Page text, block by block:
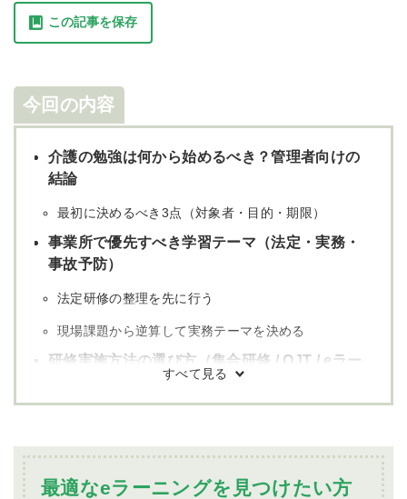
この記事を保存
今回の内容
介護の勉強は何から始めるべき？管理者向けの
結論
最初に決めるべき3点（対象者・目的・期限）
事業所で優先すべき学習テーマ（法定・実務・
事故予防）
法定研修の整理を先に行う
現場課題から逆算して実務テーマを決める
研修実施方法の選び方（集合研修 / OJT / eラー
eラーニング導入前に確認する3項目
失敗しない年間研修計画の作り方（テンプレ）
最適なeラーニングを見つけたい方